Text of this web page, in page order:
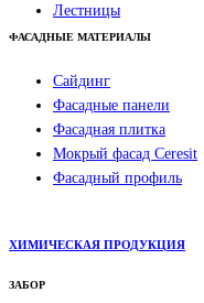
Лестницы
ФАСАДНЫЕ МАТЕРИАЛЫ
Сайдинг
Фасадные панели
Фасадная плитка
Мокрый фасад Ceresit
Фасадный профиль
ХИМИЧЕСКАЯ ПРОДУКЦИЯ
ЗАБОР